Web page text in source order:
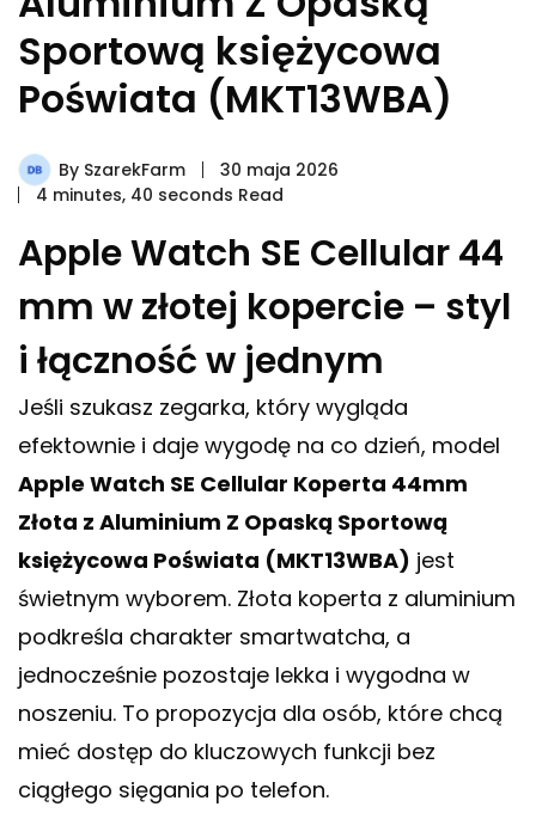
Sportową księżycowa
Poświata (MKT13WBA)
By SzarekFarm
30 maja 2026
4 minutes, 40 seconds Read
Apple Watch SE Cellular 44
mm w złotej kopercie – styl
i łączność w jednym
Jeśli szukasz zegarka, który wygląda
efektownie i daje wygodę na co dzień, model
Apple Watch SE Cellular Koperta 44mm
Złota z Aluminium Z Opaską Sportową
księżycowa Poświata (MKT13WBA) jest
świetnym wyborem. Złota koperta z aluminium
podkreśla charakter smartwatcha, a
jednocześnie pozostaje lekka i wygodna w
noszeniu. To propozycja dla osób, które chcą
mieć dostęp do kluczowych funkcji bez
ciągłego sięgania po telefon.